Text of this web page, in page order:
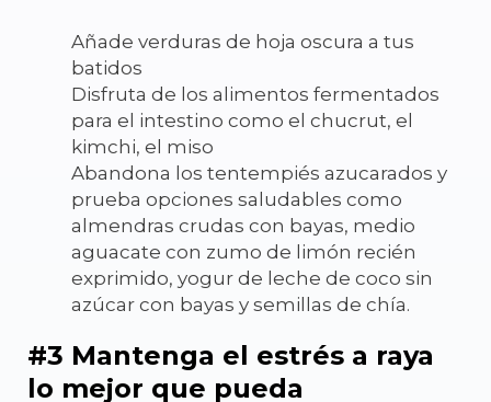
Añade verduras de hoja oscura a tus
batidos
Disfruta de los alimentos fermentados
para el intestino como el chucrut, el
kimchi, el miso
Abandona los tentempiés azucarados y
prueba opciones saludables como
almendras crudas con bayas, medio
aguacate con zumo de limón recién
exprimido, yogur de leche de coco sin
azúcar con bayas y semillas de chía.
#3 Mantenga el estrés a raya
lo mejor que pueda